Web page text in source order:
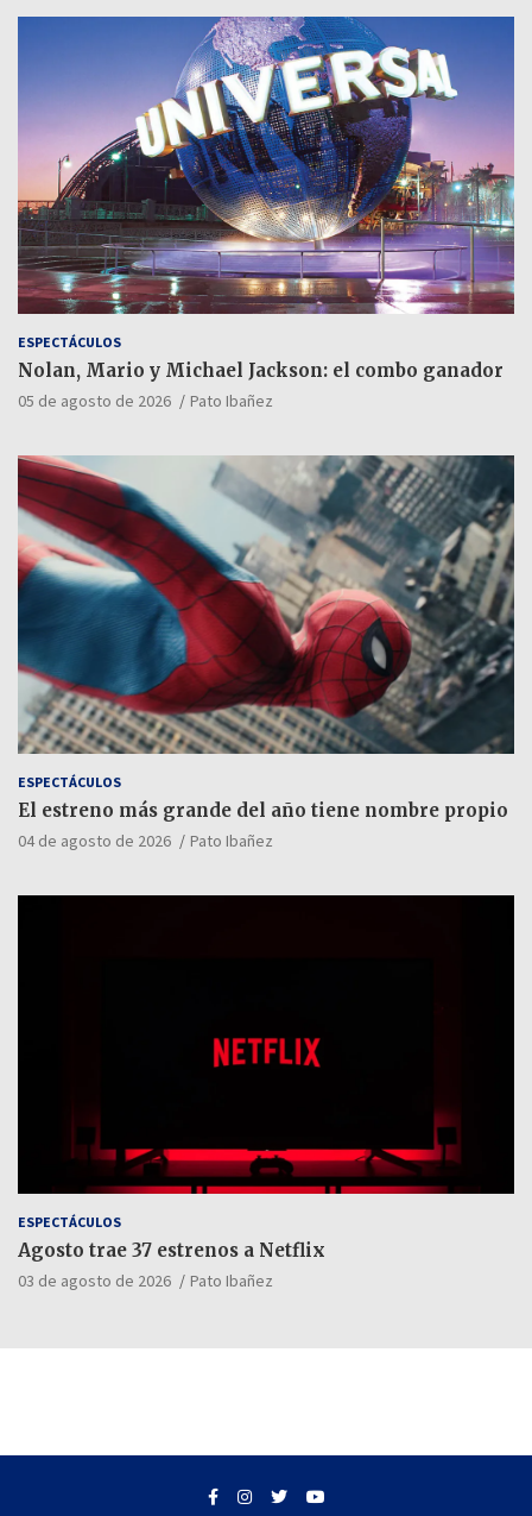
ESPECTÁCULOS
Nolan, Mario y Michael Jackson: el combo ganador
05 de agosto de 2026 Pato Ibañez
ESPECTÁCULOS
El estreno más grande del año tiene nombre propio
04 de agosto de 2026 Pato Ibañez
ESPECTÁCULOS
Agosto trae 37 estrenos a Netflix
03 de agosto de 2026 Pato Ibañez